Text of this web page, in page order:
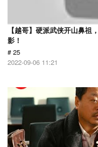
【越哥】硬派武侠开山鼻祖
影！
# 25
2022-09-06 11:21